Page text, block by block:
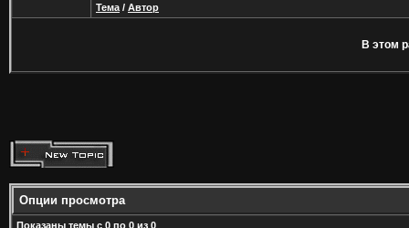
Тема / Автор
В этом
Опции просмотра
Показаны темы с 0 по 0 из 0